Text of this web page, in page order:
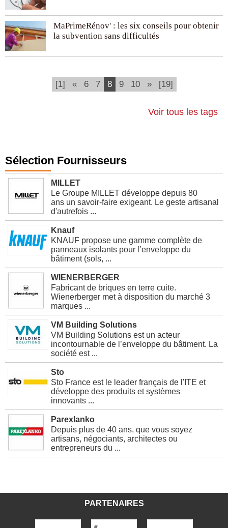
MaPrimeRénov' : les six conseils pour obtenir
la subvention sans difficultés
[1] « 6 7 8(current)
9 10 » [19]
Voir tous les tags
Sélection Fournisseurs
MILLET
Le Groupe MILLET développe depuis 80
ans un savoir-faire exigeant. Le geste artisanal
d'autrefois ...
Knauf
KNAUF propose une gamme complète de
panneaux isolants pour l’enveloppe du
bâtiment (sols, ...
WIENERBERGER
Fabricant de briques en terre cuite.
Wienerberger met à disposition du marché 3
marques ...
VM Building Solutions
VM Building Solutions est un acteur
incontournable de l’enveloppe du bâtiment. La
société est ...
Sto
Sto France est le leader français de l'ITE et
développe des produits et systèmes
innovants ...
Parexlanko
Depuis plus de 40 ans, que vous soyez
artisans, négociants, architectes ou
entrepreneurs du ...
PARTENAIRES